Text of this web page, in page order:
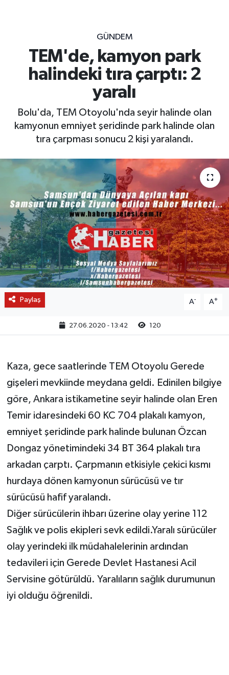
GÜNDEM
TEM'de, kamyon park
halindeki tıra çarptı: 2
yaralı
Bolu'da, TEM Otoyolu'nda seyir halinde olan
kamyonun emniyet şeridinde park halinde olan
tıra çarpması sonucu 2 kişi yaralandı.
Paylaş A- A+
27.06.2020 - 13:42 120
Kaza, gece saatlerinde TEM Otoyolu Gerede
gişeleri mevkiinde meydana geldi. Edinilen bilgiye
göre, Ankara istikametine seyir halinde olan Eren
Temir idaresindeki 60 KC 704 plakalı kamyon,
emniyet şeridinde park halinde bulunan Özcan
Dongaz yönetimindeki 34 BT 364 plakalı tıra
arkadan çarptı. Çarpmanın etkisiyle çekici kısmı
hurdaya dönen kamyonun sürücüsü ve tır
sürücüsü hafif yaralandı.
Diğer sürücülerin ihbarı üzerine olay yerine 112
Sağlık ve polis ekipleri sevk edildi.Yaralı sürücüler
olay yerindeki ilk müdahalelerinin ardından
tedavileri için Gerede Devlet Hastanesi Acil
Servisine götürüldü. Yaralıların sağlık durumunun
iyi olduğu öğrenildi.